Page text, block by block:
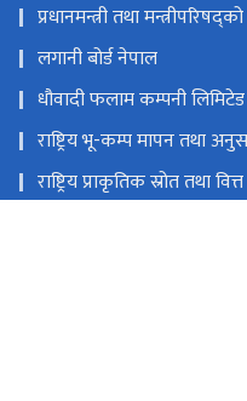
प्रधानमन्त्री तथा
लगानी बोर्ड नेपाल
धौवादी फलाम कम्पनी लिमिटेड
राष्ट्रिय भू-कम्प मापन तथा
राष्ट्रिय प्राकृतिक स्रोत तथा